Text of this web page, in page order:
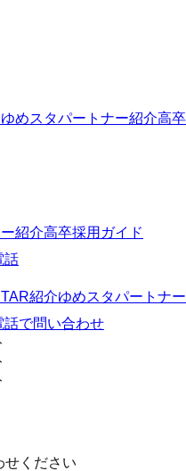
ゆめスタパートナー紹介高
紹介高卒採用ガイド
話
紹介ゆめスタパートナ
話で問い合わせ
せください